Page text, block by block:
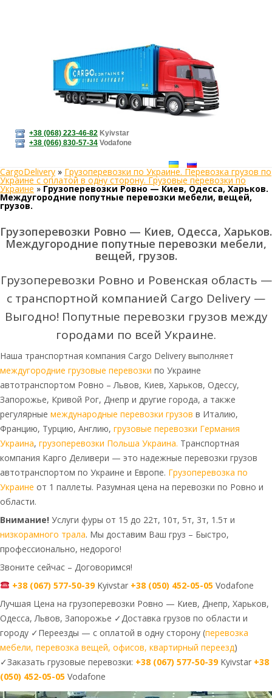
+38 (068) 223-46-82 Kyivstar
+38 (066) 830-57-34 Vodafone
CargoDelivery » Грузоперевозки по Украине. Перевозка грузов по
Украине с оплатой в одну сторону. Грузовые перевозки по
Украине»Грузоперевозки Ровно — Киев, Одесса, Харьков.
Междугородние попутные перевозки мебели, вещей,
грузов.
Грузоперевозки Ровно — Киев, Одесса, Харьков.
Междугородние попутные перевозки мебели,
вещей, грузов.
Грузоперевозки Ровно и Ровенская область —
с транспортной компанией Cargo Delivery —
Выгодно! Попутные перевозки грузов между
городами по всей Украине.
Наша транспортная компания Cargo Delivery выполняет
междугородние грузовые перевозки по Украине
автотранспортом Ровно – Львов, Киев, Харьков, Одессу,
Запорожье, Кривой Рог, Днепр и другие города, а также
регулярные международные перевозки грузов в Италию,
Францию, Турцию, Англию, грузовые перевозки Германия
Украина, грузоперевозки Польша Украина. Транспортная
компания Карго Деливери — это надежные перевозки грузов
автотранспортом по Украине и Европе. Грузоперевозка по
Украине от 1 паллеты. Разумная цена на перевозки по Ровно и
области.
Внимание! Услуги фуры от 15 до 22т, 10т, 5т, 3т, 1.5т и
низкорамного трала. Мы доставим Ваш груз – Быстро,
профессионально, недорого!
Звоните сейчас – Договоримся!
+38 (067) 577-50-39Kyivstar +38 (050) 452-05-05Vodafone
Лучшая Цена на грузоперевозки Ровно — Киев, Днепр, Харьков,
Одесса, Львов, Запорожье ✓Доставка грузов по области и
городу ✓Переезды — с оплатой в одну сторону (перевозка
мебели, перевозка вещей, офисов, квартирный переезд)
✓Заказать грузовые перевозки: +38 (067) 577-50-39Kyivstar +38
(050) 452-05-05 Vodafone